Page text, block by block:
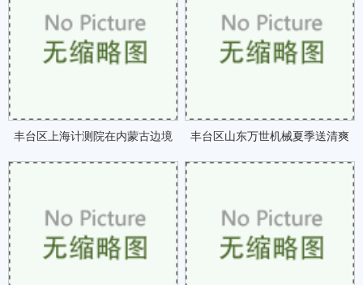
丰台区上海计测院在内蒙古边境 丰台区山东万世机械夏季送清爽